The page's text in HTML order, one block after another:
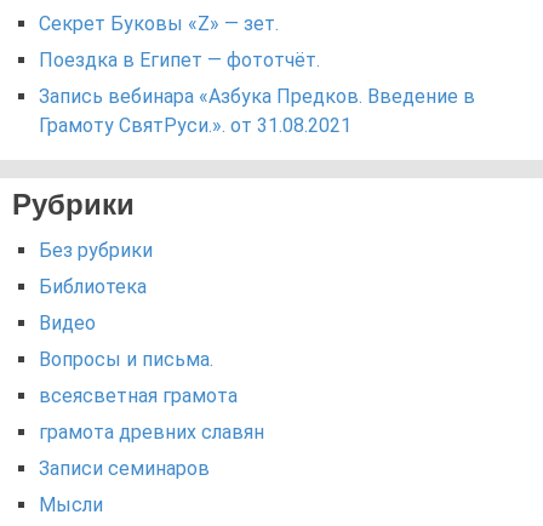
Секрет Буковы «Z» — зет.
Поездка в Египет — фототчёт.
Запись вебинара «Азбука Предков. Введение в
Грамоту СвятРуси.». от 31.08.2021
Рубрики
Без рубрики
Библиотека
Видео
Вопросы и письма.
всеясветная грамота
грамота древних славян
Записи семинаров
Мысли